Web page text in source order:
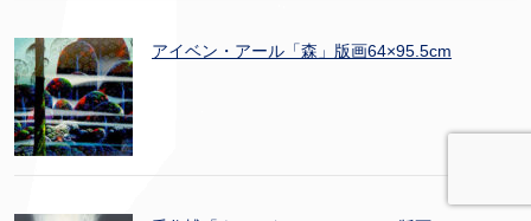
アイベン・アール「森」版画64×95.5cm